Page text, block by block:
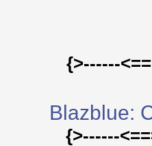
{>------
Blazblue:
{>------